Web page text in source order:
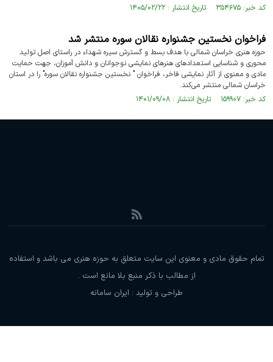
کد خبر: ۳۵۴۶۷۵ تاریخ انتشار : ۱۴۰۵/۰۲/۲۲
فراخوان نخستین جشنواره نقالان سوره منتشر شد
حوزه هنری خراسان شمالی با هدف بسط و گسترش سیره شهداء در راستای اصل تولید
محوری و شناسایی استعدادهای هنرهای نمایشی نوجوانان و دانش آموزان، جهت حمایت
مادی و معنوی از آثار نمایشی فاخر، فراخوان " نخستین جشنواره نقالان سوره" را در استان
خراسان شمالی منتشر می‌کند.
کد خبر: ۱۵۹۹۰۷ تاریخ انتشار : ۱۴۰۱/۰۹/۰۸
تمام حقوق مادی و معنوی این سایت متعلق به حوزه هنری می باشد و استفاده
از مطالب با ذکر منبع بلا مانع است .
طراحی و تولید : ایران سامانه